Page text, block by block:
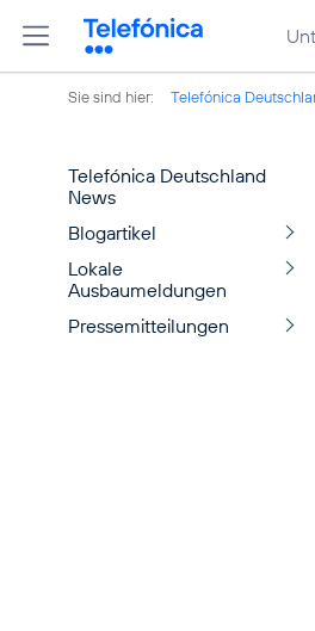
Sie sind hier: Telefónica
Telefónica Deutschland
News
Blogartikel
Lokale
Ausbaumeldungen
Pressemitteilungen